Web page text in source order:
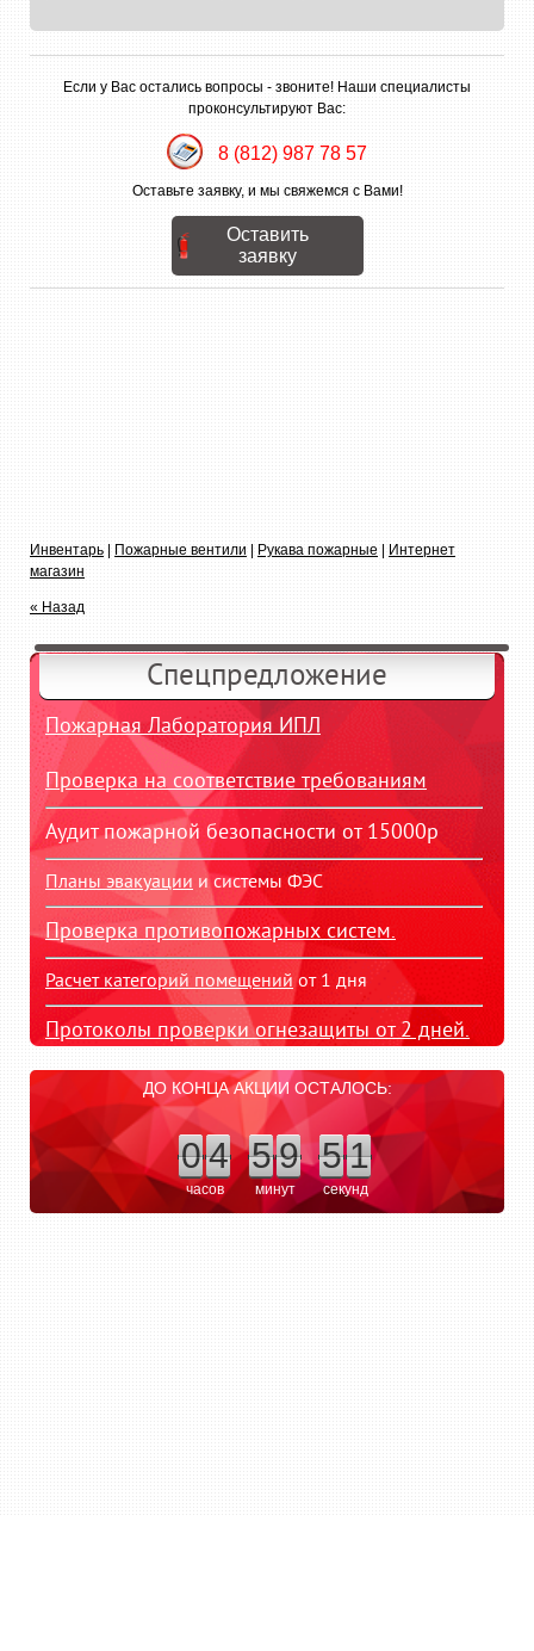
Если у Вас остались вопросы - звоните! Наши специалисты
проконсультируют Вас:
8 (812) 987 78 57
Оставьте заявку, и мы свяжемся с Вами!
Оставить
заявку
Инвентарь Пожарные вентили Рукава пожарные
Интернет
магазин
« Назад
Спецпредложение
Пожарная Лаборатория ИПЛ
Проверка на соответствие требованиям
Аудит пожарной безопасности от 15000р
Планы эвакуации и системы ФЭС
Проверка противопожарных систем.
Расчет категорий помещенийот 1 дня
Протоколы проверки огнезащиты от 2 дней.
ДО КОНЦА АКЦИИ ОСТАЛОСЬ:
04
часов
59
минут
51
секунд